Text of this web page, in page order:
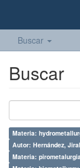
Buscar
Buscar
Materia:
Autor: Hernández,
Materia: